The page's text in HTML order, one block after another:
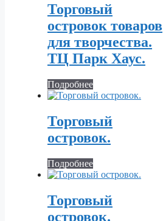
Торговый
островок товаров
для творчества.
ТЦ Парк Хаус.
Подробнее
Торговый
островок.
Подробнее
Торговый
островок.